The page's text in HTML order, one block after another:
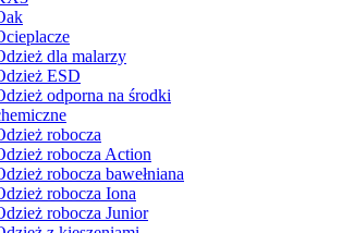
dla malarzy
ESD
odporna na środki
robocza
robocza Action
robocza bawełniana
robocza Iona
robocza Junior